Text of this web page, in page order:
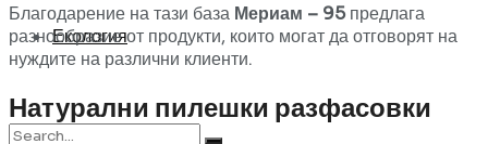
Екология
Благодарение на тази база Мериам – 95предлага
разнообразие от продукти, които могат да отговорят на
нуждите на различни клиенти.
Натурални пилешки разфасовки